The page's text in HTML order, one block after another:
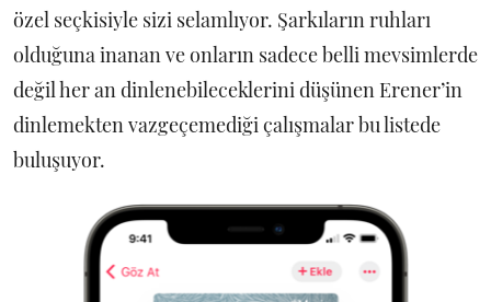
özel seçkisiyle sizi selamlıyor. Şarkıların ruhları
olduğuna inanan ve onların sadece belli mevsimlerde
değil her an dinlenebileceklerini düşünen Erener’in
dinlemekten vazgeçemediği çalışmalar bu listede
buluşuyor.